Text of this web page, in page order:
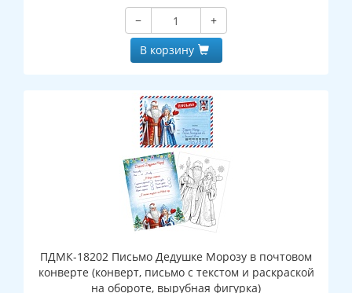
−
+
В корзину
ПДМК-18202 Письмо Дедушке Морозу в почтовом
конверте (конверт, письмо с текстом и раскраской
на обороте, вырубная фигурка)